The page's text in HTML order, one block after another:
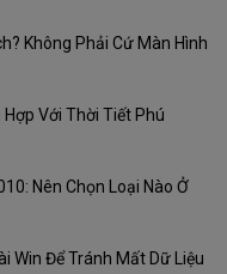
Không Phải Cứ Màn Hình
Với Thời Tiết Phú
Nên Chọn Loại Nào Ở
Win Để Tránh Mất Dữ Liệu